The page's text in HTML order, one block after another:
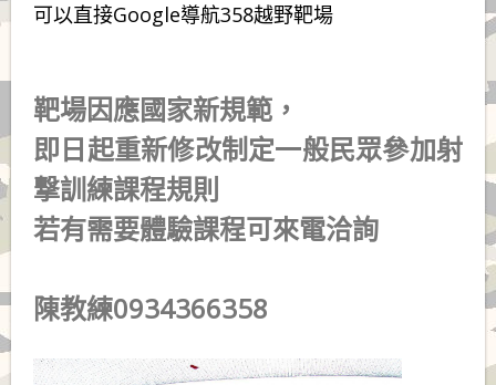
可以直接Google導航358越野靶場
靶場因應國家新規範，
即日起重新修改制定一般民眾參加射
撃訓練課程規則
若有需要體驗課程可來電洽詢
陳教練0934366358